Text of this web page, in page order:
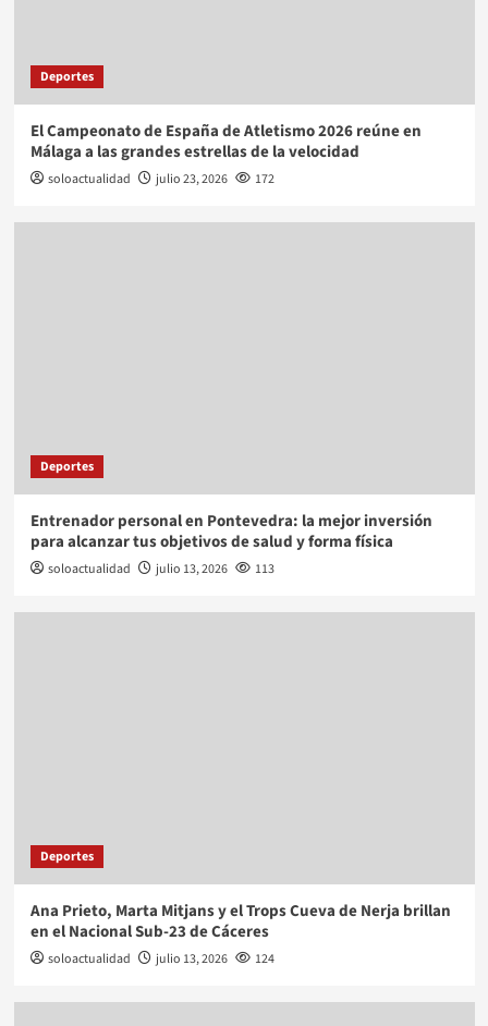
Deportes
El Campeonato de España de Atletismo 2026 reúne en
Málaga a las grandes estrellas de la velocidad
soloactualidad julio 23, 2026 172
Deportes
Entrenador personal en Pontevedra: la mejor inversión
para alcanzar tus objetivos de salud y forma física
soloactualidad julio 13, 2026 113
Deportes
Ana Prieto, Marta Mitjans y el Trops Cueva de Nerja brillan
en el Nacional Sub-23 de Cáceres
soloactualidad julio 13, 2026 124